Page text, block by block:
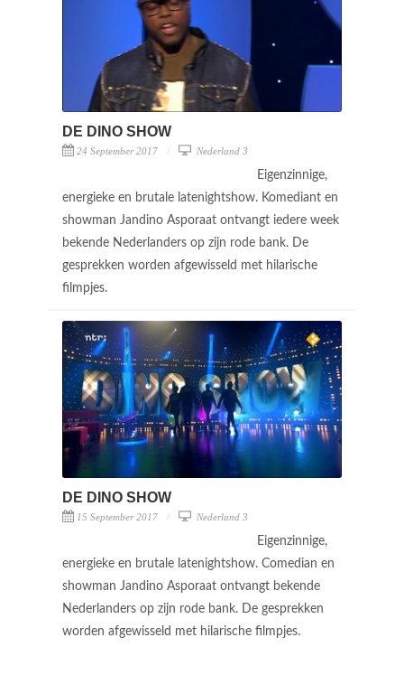
DE DINO SHOW
24 September 2017 Nederland 3
Eigenzinnige,
energieke en brutale latenightshow. Komediant en
showman Jandino Asporaat ontvangt iedere week
bekende Nederlanders op zijn rode bank. De
gesprekken worden afgewisseld met hilarische
filmpjes.
DE DINO SHOW
15 September 2017 Nederland 3
Eigenzinnige,
energieke en brutale latenightshow. Comedian en
showman Jandino Asporaat ontvangt bekende
Nederlanders op zijn rode bank. De gesprekken
worden afgewisseld met hilarische filmpjes.